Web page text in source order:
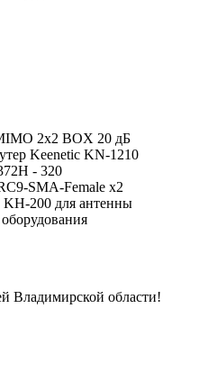
2x2 BOX 20 дБ
Keenetic KN-1210
- 320
SMA-Female x2
200 для антенны
Владимирской области!